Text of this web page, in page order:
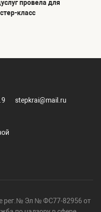
провела для
класс
stepkrai@mail.ru
рег.№ Эл № ФС77-82956 от